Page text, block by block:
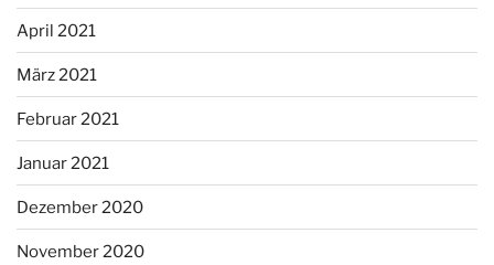
April 2021
März 2021
Februar 2021
Januar 2021
Dezember 2020
November 2020